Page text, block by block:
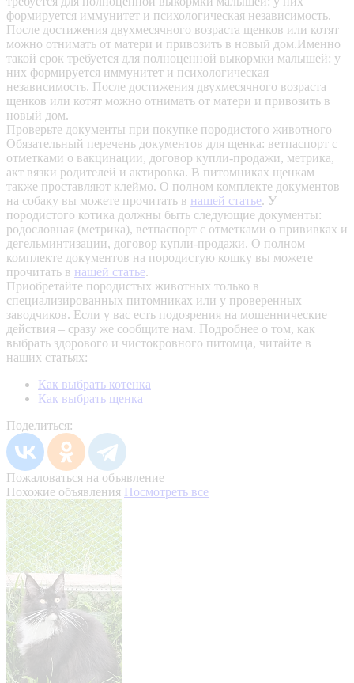
формируется иммунитет и психологическая независимость.
После достижения двухмесячного возраста щенков или котят
можно отнимать от матери и привозить в новый дом.Именно
такой срок требуется для полноценной выкормки малышей: у
них формируется иммунитет и психологическая
независимость. После достижения двухмесячного возраста
щенков или котят можно отнимать от матери и привозить в
новый дом.
Проверьте документы при покупке породистого животного
Обязательный перечень документов для щенка: ветпаспорт с
отметками о вакцинации, договор купли-продажи, метрика,
акт вязки родителей и актировка. В питомниках щенкам
также проставляют клеймо. О полном комплекте документов
на собаку вы можете прочитать в нашей статье. У
породистого котика должны быть следующие документы:
родословная (метрика), ветпаспорт с отметками о прививках и
дегельминтизации, договор купли-продажи. О полном
комплекте документов на породистую кошку вы можете
прочитать в нашей статье.
Приобретайте породистых животных только в
специализированных питомниках или у проверенных
заводчиков. Если у вас есть подозрения на мошеннические
действия – сразу же сообщите нам. Подробнее о том, как
выбрать здорового и чистокровного питомца, читайте в
наших статьях:
Как выбрать котенка
Как выбрать щенка
Поделиться:
Пожаловаться на объявление
Похожие объявления Посмотреть все